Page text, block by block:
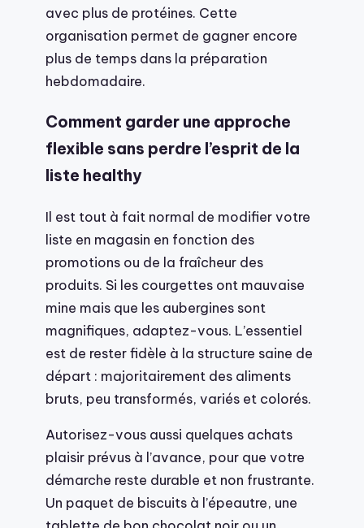
avec plus de protéines. Cette
organisation permet de gagner encore
plus de temps dans la préparation
hebdomadaire.
Comment garder une approche
flexible sans perdre l’esprit de la
liste healthy
Il est tout à fait normal de modifier votre
liste en magasin en fonction des
promotions ou de la fraîcheur des
produits. Si les courgettes ont mauvaise
mine mais que les aubergines sont
magnifiques, adaptez-vous. L’essentiel
est de rester fidèle à la structure saine de
départ : majoritairement des aliments
bruts, peu transformés, variés et colorés.
Autorisez-vous aussi quelques achats
plaisir prévus à l’avance, pour que votre
démarche reste durable et non frustrante.
Un paquet de biscuits à l’épeautre, une